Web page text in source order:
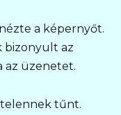
a képernyőt.
bizonyult az
az üzenetet.
tűnt.